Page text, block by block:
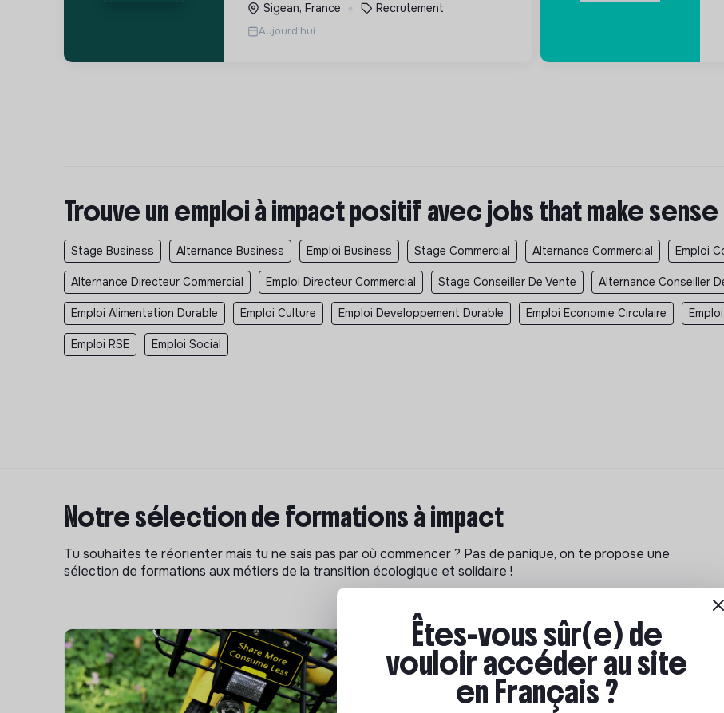
Sigean, France
Recrutement
Aujourd'hui
Trouve un emploi à impact positif avec jobs that make sense
Stage Business Alternance Business Emploi Business Stage Commercial Alternance Commercial Emploi
Alternance Directeur Commercial Emploi Directeur Commercial Stage Conseiller De Vente Alternance Conseiller
Emploi Alimentation Durable Emploi Culture Emploi Developpement Durable Emploi Economie Circulaire
Emploi RSE Emploi Social
Notre sélection de formations à impact
Tu souhaites te réorienter mais tu ne sais pas par où commencer ? Pas de panique, on te propose une
sélection de formations aux métiers de la transition écologique et solidaire !
Êtes-vous sûr(e) de
vouloir accéder au site
en Français ?